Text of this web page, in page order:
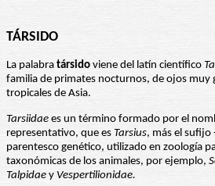
TÁRSIDO
La palabra társido viene del latín científico
familia de primates nocturnos, de ojos muy
tropicales de Asia.
Tarsiidae es un término formado por el
representativo, que es Tarsius, más el sufijo
parentesco genético, utilizado en zoología
taxonómicas de los animales, por ejemplo,
Talpidae y Vespertilionidae.